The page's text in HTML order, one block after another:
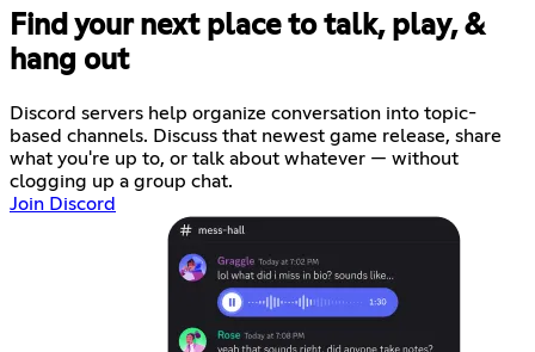
Find your next place to talk, play, &
hang out
Discord servers help organize conversation into topic-
based channels. Discuss that newest game release, share
what you're up to, or talk about whatever — without
clogging up a group chat.
Join Discord